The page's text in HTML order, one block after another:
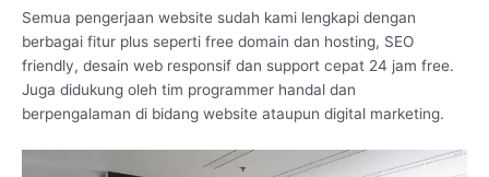
Semua pengerjaan website sudah kami lengkapi dengan
berbagai fitur plus seperti free domain dan hosting, SEO
friendly, desain web responsif dan support cepat 24 jam free.
Juga didukung oleh tim programmer handal dan
berpengalaman di bidang website ataupun digital marketing.